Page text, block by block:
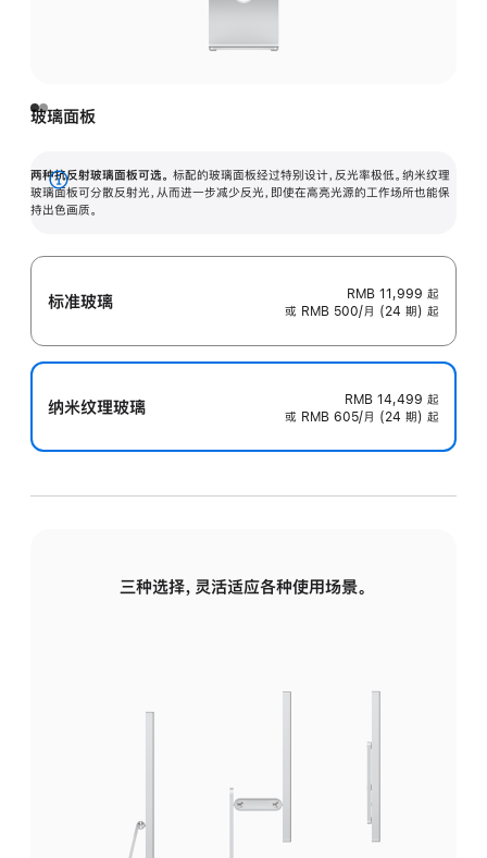
玻璃面板
两种抗反射玻璃面板可选。 标配的玻璃面板经过特别设计，反光率极低。纳米纹理
玻璃面板可分散反射光，从而进一步减少反光，即使在高亮光源的工作场所也能保
持出色画质。
展
开
标准玻璃 RMB 11,999 起
或 RMB 500/月 (24 期) 起
纳米纹理玻璃 RMB 14,499 起
或 RMB 605/月 (24 期) 起
三种选择，灵活适应各种使用场景。